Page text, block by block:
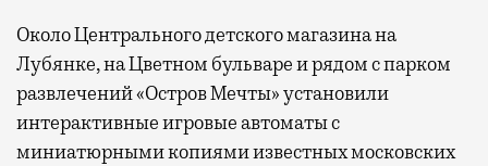
Около Центрального детского магазина на
Лубянке, на Цветном бульваре и рядом с парком
развлечений «Остров Мечты» установили
интерактивные игровые автоматы с
миниатюрными копиями известных московских